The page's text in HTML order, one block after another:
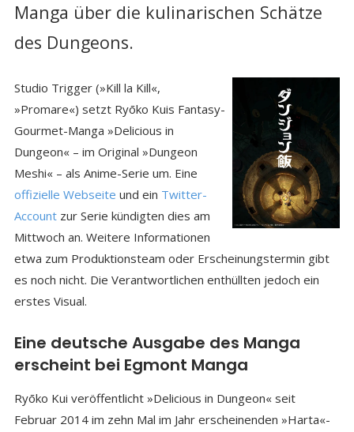
Manga über die kulinarischen Schätze
des Dungeons.
Studio Trigger (»Kill la Kill«,
»Promare«) setzt Ryōko Kuis Fantasy-
Gourmet-Manga »Delicious in
Dungeon« – im Original »Dungeon
Meshi« – als Anime-Serie um. Eine
offizielle Webseite und ein Twitter-
Accountzur Serie kündigten dies am
Mittwoch an. Weitere Informationen
etwa zum Produktionsteam oder Erscheinungstermin gibt
es noch nicht. Die Verantwortlichen enthüllten jedoch ein
erstes Visual.
Eine deutsche Ausgabe des Manga
erscheint bei Egmont Manga
Ryōko Kui veröffentlicht »Delicious in Dungeon« seit
Februar 2014 im zehn Mal im Jahr erscheinenden »Harta«-